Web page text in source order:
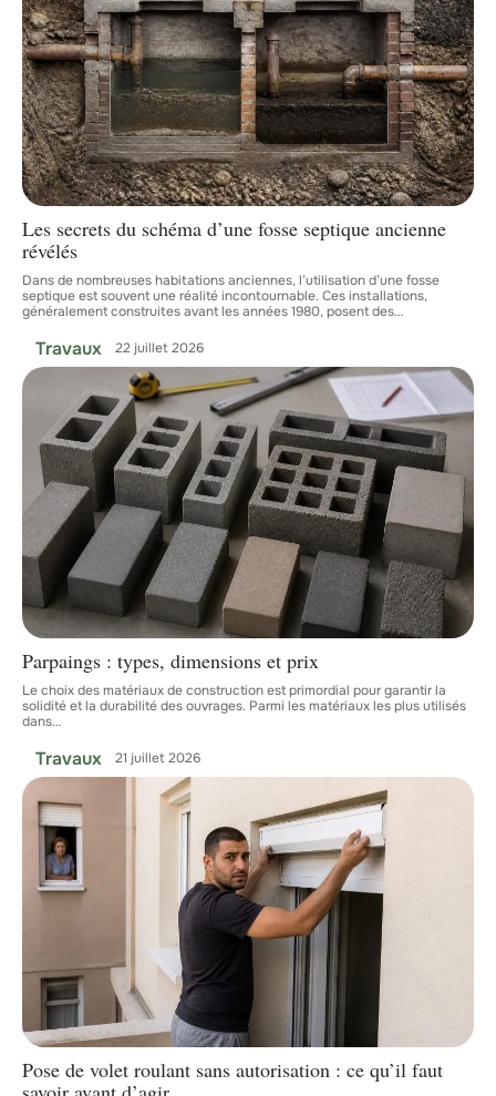
Les secrets du schéma d’une fosse septique ancienne
révélés
Dans de nombreuses habitations anciennes, l’utilisation d’une fosse
septique est souvent une réalité incontournable. Ces installations,
généralement construites avant les années 1980, posent des…
Travaux 22 juillet 2026
Parpaings : types, dimensions et prix
Le choix des matériaux de construction est primordial pour garantir la
solidité et la durabilité des ouvrages. Parmi les matériaux les plus utilisés
dans…
Travaux 21 juillet 2026
Pose de volet roulant sans autorisation : ce qu’il faut